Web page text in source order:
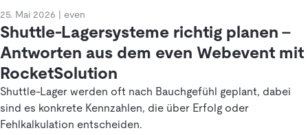
25. Mai 2026 even
Shuttle-Lagersysteme richtig planen –
Antworten aus dem even Webevent mit
RocketSolution
Shuttle-Lager werden oft nach Bauchgefühl geplant, dabei
sind es konkrete Kennzahlen, die über Erfolg oder
Fehlkalkulation entscheiden.